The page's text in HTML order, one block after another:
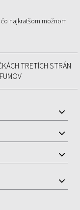
najkratšom možnom
TRETÍCH STRÁN